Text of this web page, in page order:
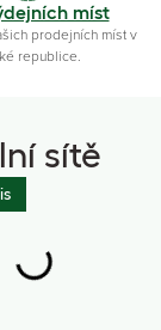
míst
prodejních míst v
republice.
sítě